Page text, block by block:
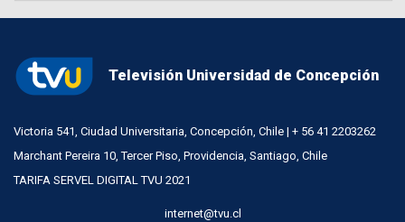
Televisión Universidad de Concepción
Victoria 541, Ciudad Universitaria, Concepción, Chile | + 56 41 2203262
Marchant Pereira 10, Tercer Piso, Providencia, Santiago, Chile
TARIFA SERVEL DIGITAL TVU 2021
internet@tvu.cl